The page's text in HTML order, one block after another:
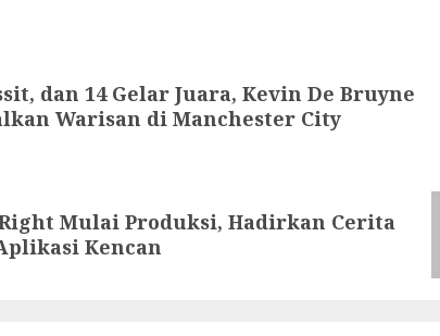
dan 14 Gelar Juara, Kevin De Bruyne
Warisan di Manchester City
Mulai Produksi, Hadirkan Cerita
Kencan